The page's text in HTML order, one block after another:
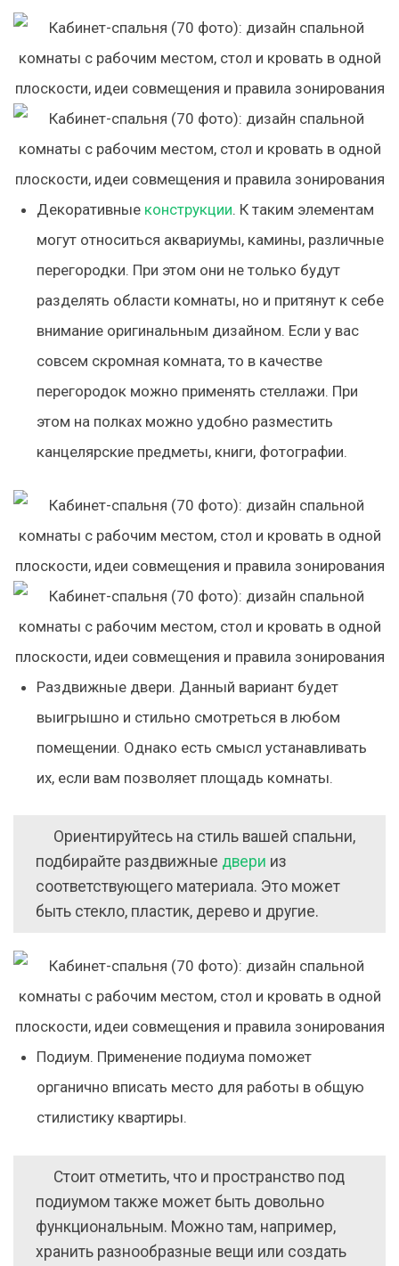
Декоративные конструкции. К таким элементам
могут относиться аквариумы, камины, различные
перегородки. При этом они не только будут
разделять области комнаты, но и притянут к себе
внимание оригинальным дизайном. Если у вас
совсем скромная комната, то в качестве
перегородок можно применять стеллажи. При
этом на полках можно удобно разместить
канцелярские предметы, книги, фотографии.
Раздвижные двери. Данный вариант будет
выигрышно и стильно смотреться в любом
помещении. Однако есть смысл устанавливать
их, если вам позволяет площадь комнаты.
Ориентируйтесь на стиль вашей спальни,
подбирайте раздвижные двери из
соответствующего материала. Это может
быть стекло, пластик, дерево и другие.
Подиум. Применение подиума поможет
органично вписать место для работы в общую
стилистику квартиры.
Стоит отметить, что и пространство под
подиумом также может быть довольно
функциональным. Можно там, например,
хранить разнообразные вещи или создать